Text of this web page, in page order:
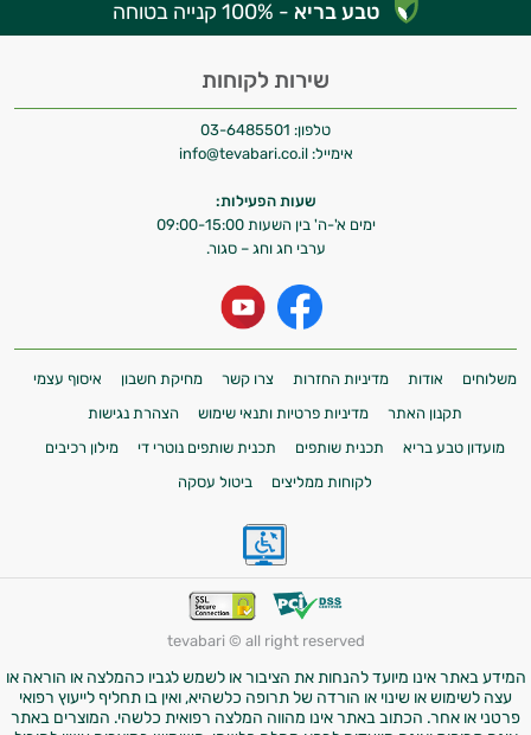
טבע בריא - 100% קנייה בטוחה
שירות לקוחות
טלפון: 03-6485501
אימייל: info@tevabari.co.il
שעות הפעילות:
ימים א'-ה' בין השעות 09:00-15:00
ערבי חג וחג – סגור.
משלוחים אודות מדיניות החזרות צרו קשר מחיקת חשבון
איסוף עצמי
תקנון האתר
מדיניות פרטיות ותנאי שימוש
הצהרת נגישות
מועדון טבע בריא
תכנית שותפים תכנית שותפים נוטרי די
מילון רכיבים
לקוחות ממליצים
ביטול עסקה
tevabari © all right reserved
המידע באתר אינו מיועד להנחות את הציבור או לשמש לגביו כהמלצה או הוראה או
עצה לשימוש או שינוי או הורדה של תרופה כלשהיא, ואין בו תחליף לייעוץ רפואי
פרטני או אחר. הכתוב באתר אינו מהווה המלצה רפואית כלשהי. המוצרים באתר